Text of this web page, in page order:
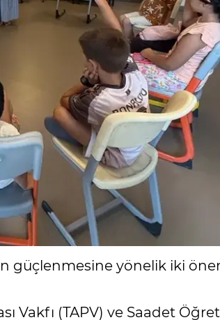
güçlenmesine yönelik iki
Vakfı (TAPV) ve Saadet